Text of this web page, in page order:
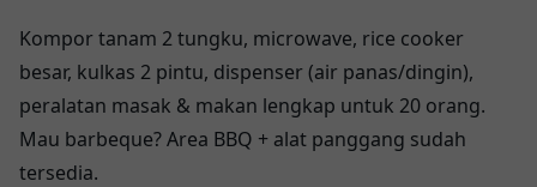
Kompor tanam 2 tungku, microwave, rice cooker
besar, kulkas 2 pintu, dispenser (air panas/dingin),
peralatan masak & makan lengkap untuk 20 orang.
Mau barbeque? Area BBQ + alat panggang sudah
tersedia.